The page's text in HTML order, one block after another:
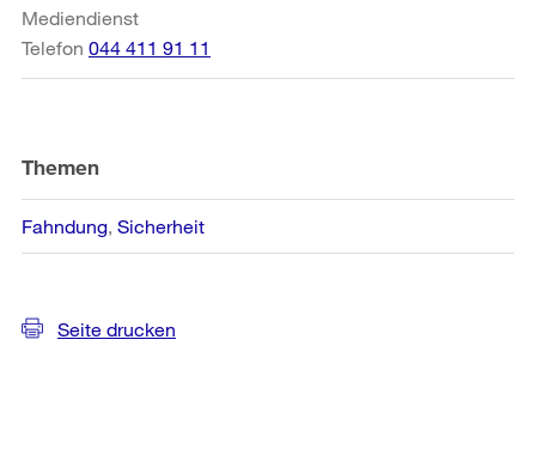
Mediendienst
Telefon 044 411 91 11
Themen
Fahndung Sicherheit
Seite drucken